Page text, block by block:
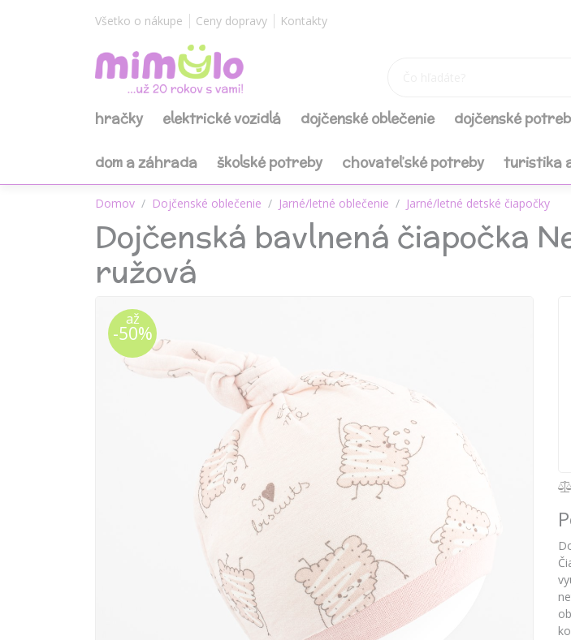
Všetko o nákupe Ceny dopravy Kontakty
hračky elektrické vozidlá dojčenské oblečenie dojčenské
dom a záhrada školské potreby chovateľské potreby turistika
Domov Dojčenské oblečenie Jarné/letné oblečenie Jarné/letné detské čiapočky
Dojčenská bavlnená čiapočka
ružová
až
-50%